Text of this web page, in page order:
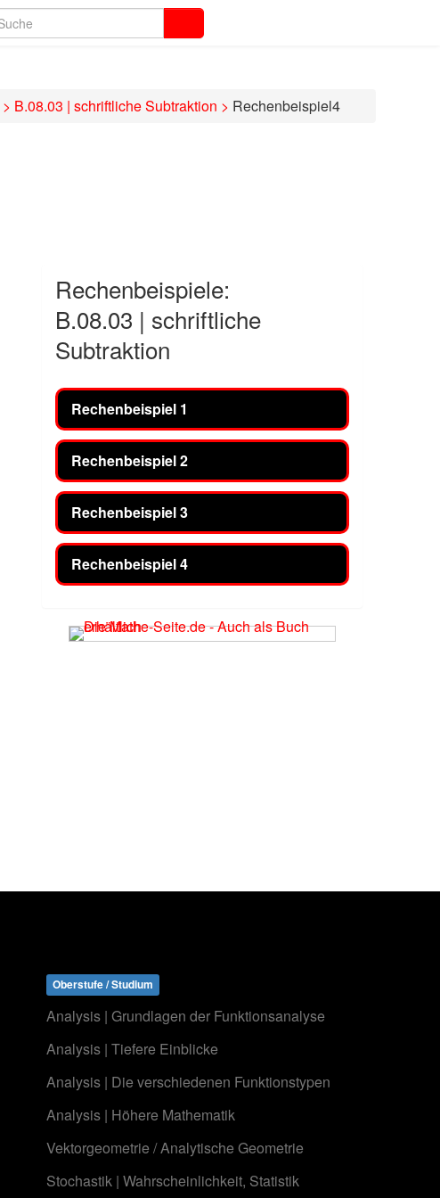
> B.08.03 | schriftliche Subtraktion > Rechenbeispiel4
Rechenbeispiele:
B.08.03 | schriftliche
Subtraktion
Rechenbeispiel 1
Rechenbeispiel 2
Rechenbeispiel 3
Rechenbeispiel 4
Oberstufe / Studium
Analysis | Grundlagen der Funktionsanalyse
Analysis | Tiefere Einblicke
Analysis | Die verschiedenen Funktionstypen
Analysis | Höhere Mathematik
Vektorgeometrie / Analytische Geometrie
Stochastik | Wahrscheinlichkeit, Statistik